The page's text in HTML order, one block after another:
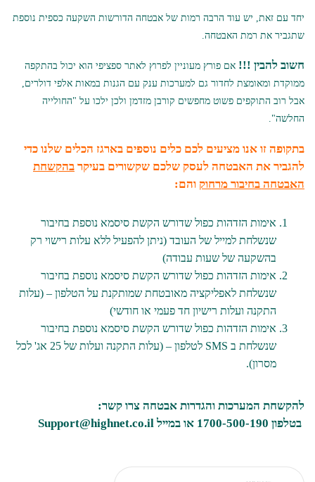
יחד עם זאת, יש עוד הרבה רמות של אבטחה הדורשות השקעה כספית נוספת
שתגביר את רמת האבטחה.
חשוב להבין !!! אם פורץ מעוניין לפרוץ לאתר ספציפי הוא יכול בהתקפה
ממוקדת ומאומצת לחדור גם למערכות ענק עם הגנות במאות אלפי דולרים,
אבל רוב התוקפים פשוט מחפשים קורבן מזדמן ולכן ילכו על "החולייה
החלשה".
בתקופה זו אנו מציעים לכם כלים נוספים בארגז הכלים שלנו כדי
להגביר את האבטחה לעסק שלכם שקשורים בעיקר בהקשחת
האבטחה בחיבור מרחוק והם:
אימות הזדהות כפול שדורש הקשת סיסמא נוספת בחיבור
שנשלחת למייל של העובד (ניתן להפעיל ללא עלות רישוי רק
בהשקעה של שעות עבודה)
אימות הזדהות כפול שדורש הקשת סיסמא נוספת בחיבור
שנשלחת לאפליקציה מאובטחת שמותקנת על הטלפון – (עלות
התקנה ועלות רישיון חד פעמי או חודשי)
אימות הזדהות כפול שדורש הקשת סיסמא נוספת בחיבור
שנשלחת ב SMS לטלפון – (עלות התקנה ועלות של 25 אג' לכל
מסרון).
להקשחת המערכות והגדרות אבטחה צרו קשר:
בטלפון 1700- 500-190 או במייל Support@highnet.co.il